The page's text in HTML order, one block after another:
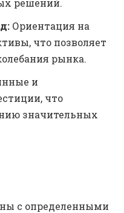
решений.
Ориентация на
что позволяет
рынка.
и
что
значительных
с определенными